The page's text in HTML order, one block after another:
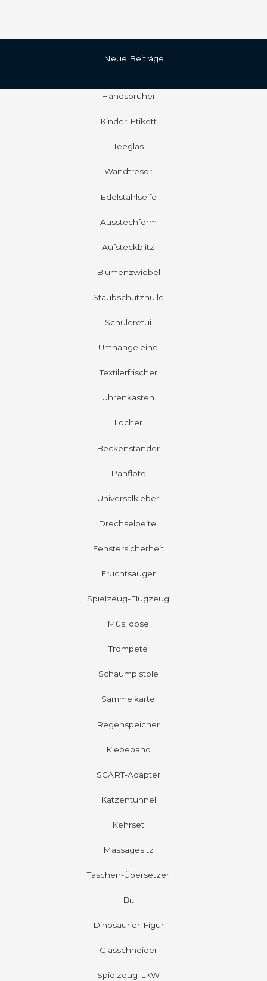
Neue Beiträge
Handsprüher
Kinder-Etikett
Teeglas
Wandtresor
Edelstahlseife
Ausstechform
Aufsteckblitz
Blumenzwiebel
Staubschutzhülle
Schüleretui
Umhängeleine
Textilerfrischer
Uhrenkasten
Locher
Beckenständer
Panflöte
Universalkleber
Drechselbeitel
Fenstersicherheit
Fruchtsauger
Spielzeug-Flugzeug
Müslidose
Trompete
Schaumpistole
Sammelkarte
Regenspeicher
Klebeband
SCART-Adapter
Katzentunnel
Kehrset
Massagesitz
Taschen-Übersetzer
Bit
Dinosaurier-Figur
Glasschneider
Spielzeug-LKW